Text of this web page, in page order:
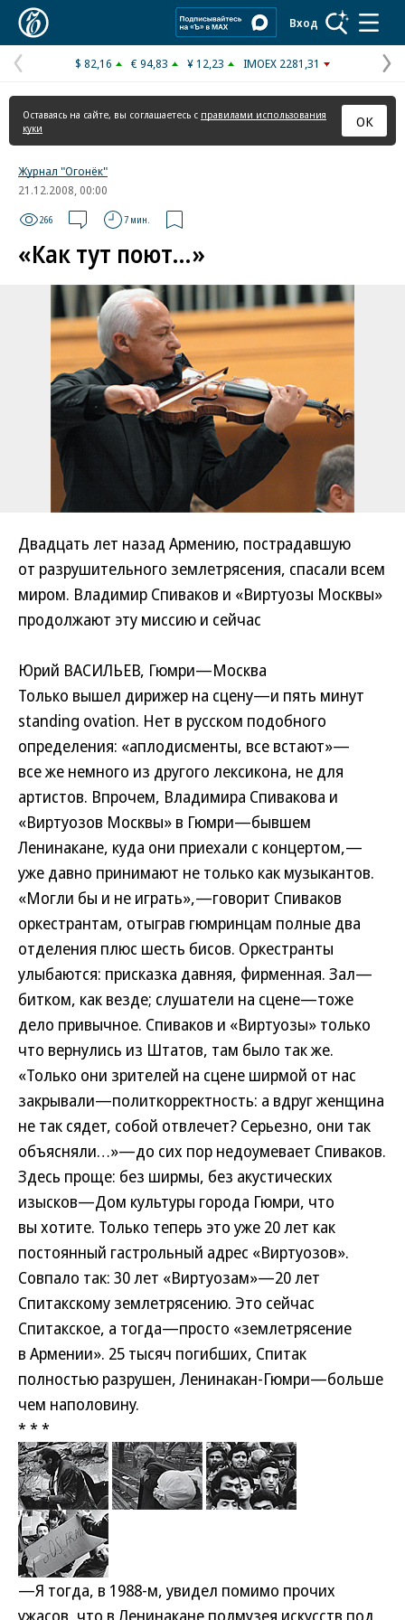
Вход
Предыдущая
страница
$ 82,16 € 94,83 ¥ 12,23 IMOEX 2281,31
Оставаясь на сайте, вы соглашаетесь с правилами использования
куки
ОК
Журнал "Огонёк"
21.12.2008, 00:00
266 7 мин.
«Как тут поют…»
Двадцать лет назад Армению, пострадавшую
от разрушительного землетрясения, спасали всем
миром. Владимир Спиваков и «Виртуозы Москвы»
продолжают эту миссию и сейчас
Юрий ВАСИЛЬЕВ, Гюмри—Москва
Только вышел дирижер на сцену—и пять минут
standing ovation. Нет в русском подобного
определения: «аплодисменты, все встают»—
все же немного из другого лексикона, не для
артистов. Впрочем, Владимира Спивакова и
«Виртуозов Москвы» в Гюмри—бывшем
Ленинакане, куда они приехали с концертом,—
уже давно принимают не только как музыкантов.
«Могли бы и не играть»,—говорит Спиваков
оркестрантам, отыграв гюмринцам полные два
отделения плюс шесть бисов. Оркестранты
улыбаются: присказка давняя, фирменная. Зал—
битком, как везде; слушатели на сцене—тоже
дело привычное. Спиваков и «Виртуозы» только
что вернулись из Штатов, там было так же.
«Только они зрителей на сцене ширмой от нас
закрывали—политкорректность: а вдруг женщина
не так сядет, собой отвлечет? Серьезно, они так
объясняли…»—до сих пор недоумевает Спиваков.
Здесь проще: без ширмы, без акустических
изысков—Дом культуры города Гюмри, что
вы хотите. Только теперь это уже 20 лет как
постоянный гастрольный адрес «Виртуозов».
Совпало так: 30 лет «Виртуозам»—20 лет
Спитакскому землетрясению. Это сейчас
Спитакское, а тогда—просто «землетрясение
в Армении». 25 тысяч погибших, Спитак
полностью разрушен, Ленинакан-Гюмри—больше
чем наполовину.
* * *
—Я тогда, в 1988-м, увидел помимо прочих
ужасов, что в Ленинакане полмузея искусств под